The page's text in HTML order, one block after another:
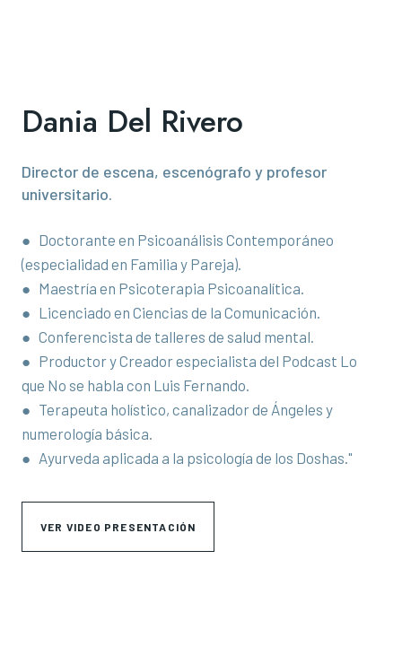
Dania Del Rivero
Director de escena, escenógrafo y profesor
universitario.
● Doctorante en Psicoanálisis Contemporáneo
(especialidad en Familia y Pareja).
● Maestría en Psicoterapia Psicoanalítica.
● Licenciado en Ciencias de la Comunicación.
● Conferencista de talleres de salud mental.
● Productor y Creador especialista del Podcast Lo
que No se habla con Luis Fernando.
● Terapeuta holístico, canalizador de Ángeles y
numerología básica.
● Ayurveda aplicada a la psicología de los Doshas."
VER VIDEO PRESENTACIÓN